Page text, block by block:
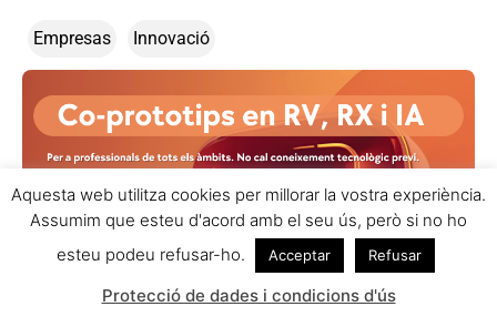
Empresas Innovació
Aquesta web utilitza cookies per millorar la vostra experiència.
Assumim que esteu d'acord amb el seu ús, però si no ho
esteu podeu refusar-ho.
Acceptar Refusar
Protecció de dades i condicions d'ús